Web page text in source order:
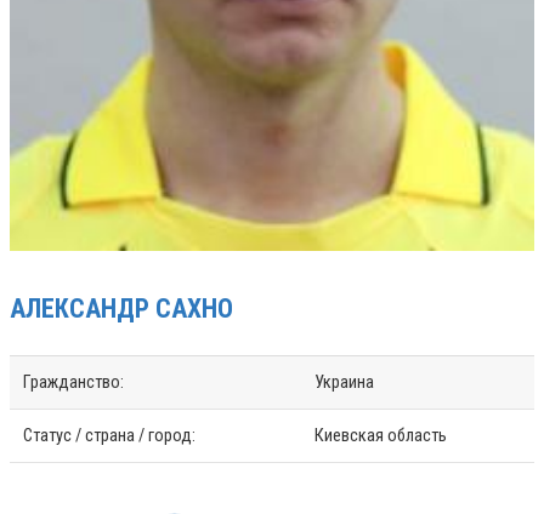
АЛЕКСАНДР САХНО
Гражданство: Украина
Статус / страна / город: Киевская область